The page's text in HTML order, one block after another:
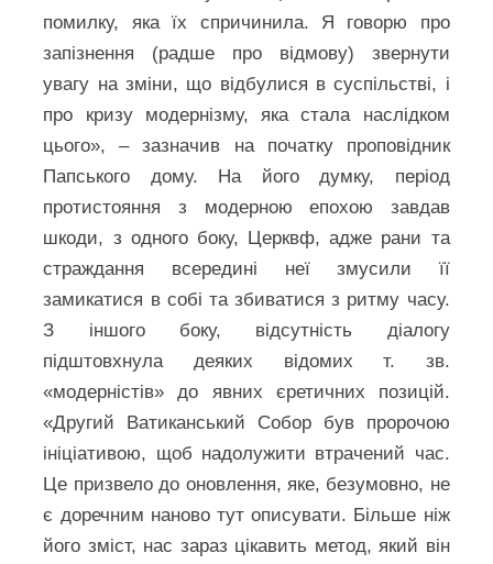
помилку, яка їх спричинила. Я говорю про
запізнення (радше про відмову) звернути
увагу на зміни, що відбулися в суспільстві, і
про кризу модернізму, яка стала наслідком
цього», – зазначив на початку проповідник
Папського дому. На його думку, період
протистояння з модерною епохою завдав
шкоди, з одного боку, Церквф, адже рани та
страждання всередині неї змусили її
замикатися в собі та збиватися з ритму часу.
З іншого боку, відсутність діалогу
підштовхнула деяких відомих т. зв.
«модерністів» до явних єретичних позицій.
«Другий Ватиканський Собор був пророчою
ініціативою, щоб надолужити втрачений час.
Це призвело до оновлення, яке, безумовно, не
є доречним наново тут описувати. Більше ніж
його зміст, нас зараз цікавить метод, який він